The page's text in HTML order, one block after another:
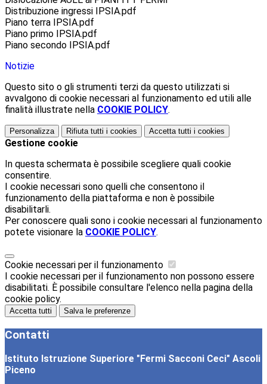
Distribuzione ingressi IPSIA.pdf
Piano terra IPSIA.pdf
Piano primo IPSIA.pdf
Piano secondo IPSIA.pdf
Notizie
Questo sito o gli strumenti terzi da questo utilizzati si
avvalgono di cookie necessari al funzionamento ed utili alle
finalità illustrate nella COOKIE POLICY.
Personalizza Rifiuta tutti i cookies Accetta tutti i cookies
Gestione cookie
In questa schermata è possibile scegliere quali cookie
consentire.
I cookie necessari sono quelli che consentono il
funzionamento della piattaforma e non è possibile
disabilitarli.
Per conoscere quali sono i cookie necessari al funzionamento
potete visionare la COOKIE POLICY.
Cookie necessari per il funzionamento
I cookie necessari per il funzionamento non possono essere
disabilitati. È possibile consultare l'elenco nella pagina della
cookie policy.
Accetta tutti Salva le preferenze
Contatti
Istituto Istruzione Superiore "Fermi Sacconi Ceci" Ascoli
Piceno